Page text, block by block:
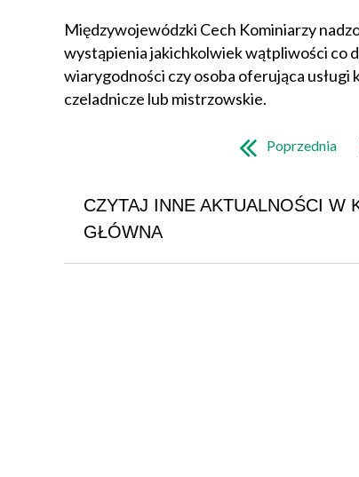
Międzywojewódzki Cech Kominiarzy
wystąpienia jakichkolwiek wątpliwości co
wiarygodności czy osoba oferująca
czeladnicze lub mistrzowskie.
Poprzednia
CZYTAJ INNE AKTUALNOŚCI W
GŁÓWNA